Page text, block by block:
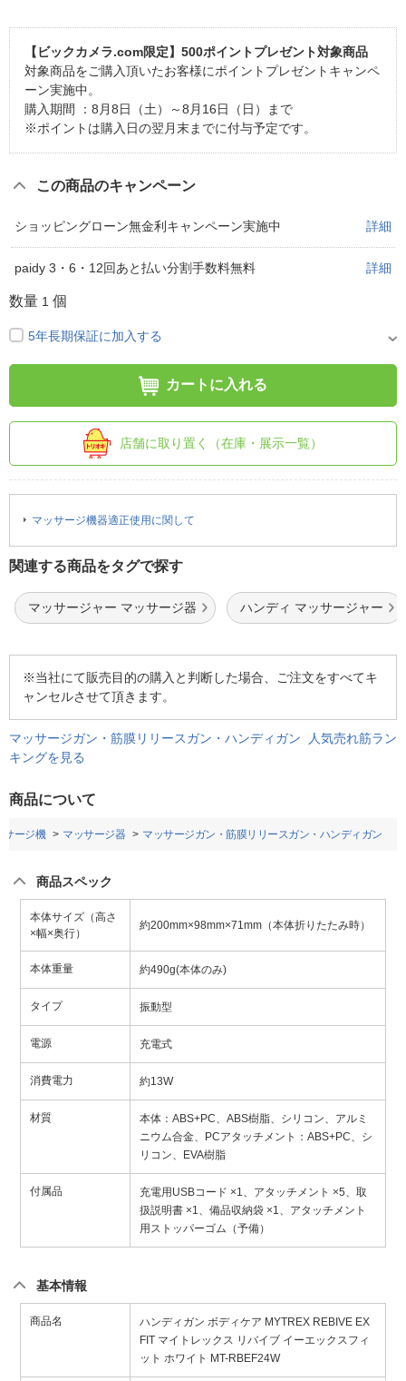
【ビックカメラ.com限定】500ポイントプレゼント対象商品
対象商品をご購入頂いたお客様にポイントプレゼントキャンペ
ーン実施中。
購入期間 ：8月8日（土）～8月16日（日）まで
※ポイントは購入日の翌月末までに付与予定です。
この商品のキャンペーン
ショッピングローン無金利キャンペーン実施中 詳細
paidy 3・6・12回あと払い分割手数料無料 詳細
数量 1 個
5年長期保証に加入する
カートに入れる
店舗に取り置く（在庫・展示一覧）
マッサージ機器適正使用に関して
関連する商品をタグで探す
マッサージャー マッサージ器 ハンディ マッサージャー
※当社にて販売目的の購入と判断した場合、ご注文をすべてキ
ャンセルさせて頂きます。
マッサージガン・筋膜リリースガン・ハンディガン 人気売れ筋ラン
キングを見る
商品について
サージ機 マッサージ器 マッサージガン・筋膜リリースガン・ハンディガン
商品スペック
本体サイズ（高さ
×幅×奥行）
約200mm×98mm×71mm（本体折りたたみ時）
本体重量 約490g(本体のみ)
タイプ 振動型
電源 充電式
消費電力 約13W
材質
本体：ABS+PC、ABS樹脂、シリコン、アルミ
ニウム合金、PCアタッチメント：ABS+PC、シ
リコン、EVA樹脂
付属品
充電用USBコード ×1、アタッチメント ×5、取
扱説明書 ×1、備品収納袋 ×1、アタッチメント
用ストッパーゴム（予備）
基本情報
商品名
ハンディガン ボディケア MYTREX REBIVE EX
FIT マイトレックス リバイブ イーエックスフィ
ット ホワイト MT-RBEF24W